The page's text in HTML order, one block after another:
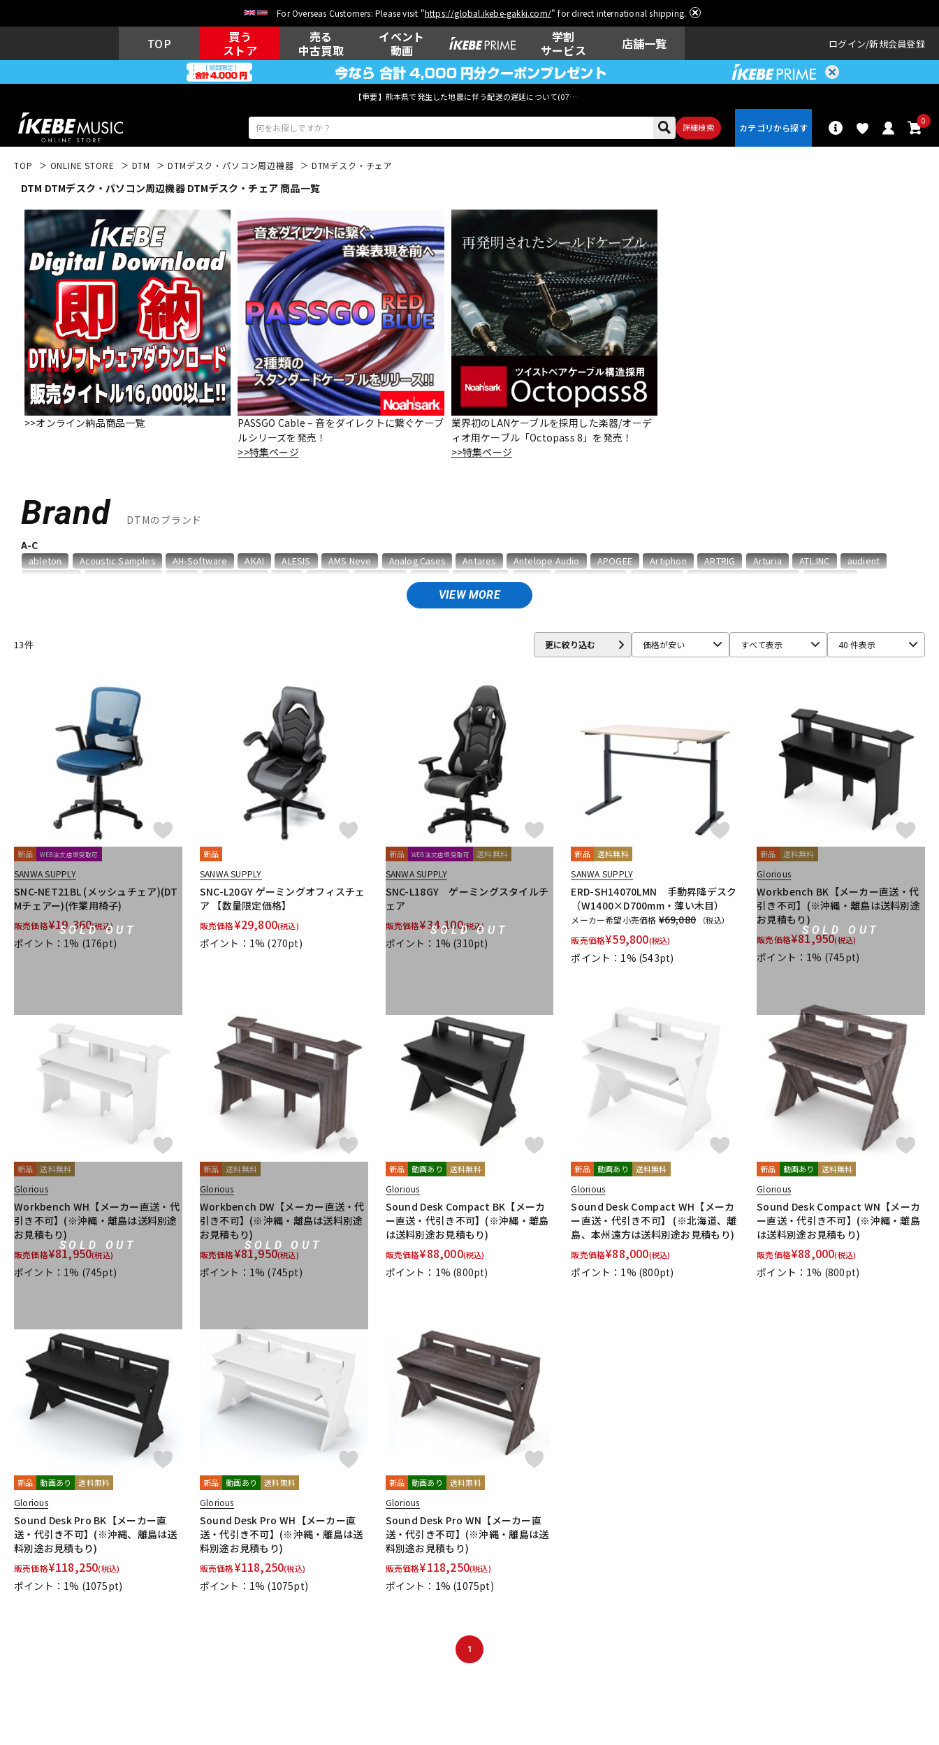
For Overseas Customers: Please visit "https://global.ikebe-gakki.com/" for direct international shipping.
TOP
買う
ストア
売る
中古買取
イベント
動画
学割
サービス
店舗一覧 ログイン 新規会員登録
【重要】熊本県で発生した地震に伴う配送の遅延について(07月29日
詳細検索
0
アコギ/エレ
キーボード 電子ピアノ 管楽器 その他楽器
DJ機器 DTM DTM オンラ
イン納品
レコーディン
グ機器
中古 ヴィンテージ
TOP ONLINE STORE DTM DTMデスク・パソコン周辺機器 DTMデスク・チェア
DTM DTMデスク・パソコン周辺機器 DTMデスク・チェア 商品一覧
>>オンライン納品商品一覧
PASSGO Cable – 音をダイレクトに繋ぐケーブ
ルシリーズを発売！
>>特集ページ
業界初のLANケーブルを採用した楽器/オーデ
ィオ用ケーブル「Octopass 8」を発売！
>>特集ページ
Brand DTMのブランド
VIEW MORE
A-C
ableton Acoustic Samples AH-Software AKAI ALESIS AMS Neve Analog Cases Antares Antelope Audio APOGEE Artiphon ARTRIG Arturia ATL.INC
audient
Eventide Expressive E
IK Multimedia Ikebe Original IMAGE LINE SOFTWARE
Inspired Acoustics
INTERNET
MUTEC Native Instruments Nektar Technology NEUMANN Nugen Audio
OVERLOUD Oyaide Pitch Innovations Positive Grid PreSonus PrismSound PROJECT SAM
Radial
Rational Acoustics
Rob Papen Roland ROLI RUPERT NEVE DESIGNS
SANWA SUPPLY SHURE SLATE AUDIO Softube Sonarworks SPECTRASONICS
SSL(Solid State Logic)
Steven Slate Audio STREZOV SAMPLING SynchroArts SYNTHOGY TASCAM
Teenage Engineering
Thrustmaster
TOONTRACK TRUE DYNA
UDG u-he（ユーヒー） Universal Audio Vengeance Sound VI Labs VIENNA Vital Arts Waldorf WaveDNA
XFER RECORDS
YAMAHA
他
1st PLACE 360 Reality Audio RELAB Development FREQPORT Mntra cmf by NOTHING
13件 更に絞り込む 価格が安い すべて表示 40 件表示
SOLD OUT
新品 WEB注文店頭受取可
SANWA SUPPLY
SNC-NET21BL (メッシュチェア)(DT
Mチェアー)(作業用椅子)
販売価格¥19,360(税込)
ポイント：1% (176pt)
新品
SANWA SUPPLY
SNC-L20GY ゲーミングオフィスチェ
ア 【数量限定価格】
販売価格¥29,800(税込)
ポイント：1% (270pt)
SOLD OUT
新品 WEB注文店頭受取可 送料無料
SANWA SUPPLY
SNC-L18GY ゲーミングスタイルチ
ェア
販売価格¥34,100(税込)
ポイント：1% (310pt)
新品 送料無料
SANWA SUPPLY
ERD-SH14070LMN 手動昇降デスク
（W1400×D700mm・薄い木目）
メーカー希望小売価格 ¥69,080 （税込）
販売価格¥59,800(税込)
ポイント：1% (543pt)
SOLD OUT
新品 送料無料
Glorious
Workbench BK【メーカー直送・代
引き不可】(※沖縄・離島は送料別途
お見積もり)
販売価格¥81,950(税込)
ポイント：1% (745pt)
SOLD OUT
新品 送料無料
Glorious
Workbench WH【メーカー直送・代
引き不可】(※沖縄・離島は送料別途
お見積もり)
販売価格¥81,950(税込)
ポイント：1% (745pt)
SOLD OUT
新品 送料無料
Glorious
Workbench DW【メーカー直送・代
引き不可】(※沖縄・離島は送料別途
お見積もり)
販売価格¥81,950(税込)
ポイント：1% (745pt)
新品 動画あり 送料無料
Glorious
Sound Desk Compact BK【メーカ
ー直送・代引き不可】(※沖縄・離島
は送料別途お見積もり)
販売価格¥88,000(税込)
ポイント：1% (800pt)
新品 動画あり 送料無料
Glorious
Sound Desk Compact WH【メーカ
ー直送・代引き不可】 (※北海道、離
島、本州遠方は送料別途お見積もり)
販売価格¥88,000(税込)
ポイント：1% (800pt)
新品 動画あり 送料無料
Glorious
Sound Desk Compact WN【メーカ
ー直送・代引き不可】(※沖縄・離島
は送料別途お見積もり)
販売価格¥88,000(税込)
ポイント：1% (800pt)
新品 動画あり 送料無料
Glorious
Sound Desk Pro BK【メーカー直
送・代引き不可】(※沖縄、離島は送
料別途お見積もり)
販売価格¥118,250(税込)
ポイント：1% (1075pt)
新品 動画あり 送料無料
Glorious
Sound Desk Pro WH【メーカー直
送・代引き不可】(※沖縄・離島は送
料別途お見積もり)
販売価格¥118,250(税込)
ポイント：1% (1075pt)
新品 動画あり 送料無料
Glorious
Sound Desk Pro WN【メーカー直
送・代引き不可】(※沖縄・離島は送
料別途お見積もり)
販売価格¥118,250(税込)
ポイント：1% (1075pt)
1